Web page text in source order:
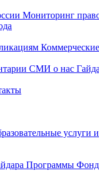
Мониторинг
СМИ о нас
услуги
Программы